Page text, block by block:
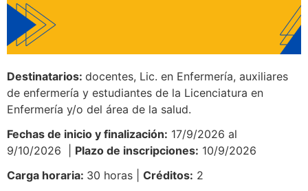
Destinatarios: docentes, Lic. en Enfermería, auxiliares
de enfermería y estudiantes de la Licenciatura en
Enfermería y/o del área de la salud.
Fechas de inicio y finalización: 17/9/2026 al
9/10/2026 | Plazo de inscripciones: 10/9/2026
Carga horaria: 30 horas | Créditos: 2